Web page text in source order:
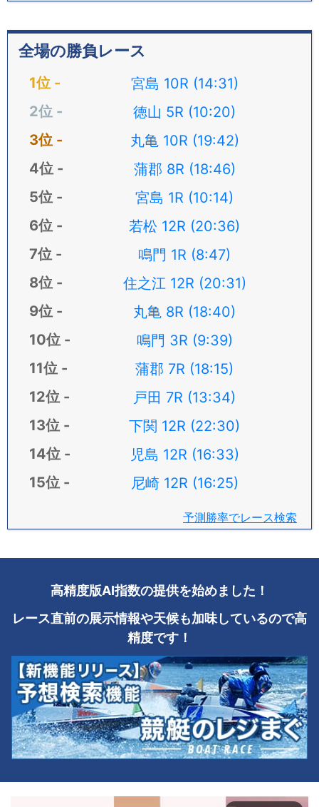
全場の勝負レース
宮島 10R (14:31)
徳山 5R (10:20)
丸亀 10R (19:42)
蒲郡 8R (18:46)
宮島 1R (10:14)
若松 12R (20:36)
鳴門 1R (8:47)
住之江 12R (20:31)
丸亀 8R (18:40)
鳴門 3R (9:39)
蒲郡 7R (18:15)
戸田 7R (13:34)
下関 12R (22:30)
児島 12R (16:33)
尼崎 12R (16:25)
予測勝率でレース検索
高精度版AI指数の提供を始めました！
レース直前の展示情報や天候も加味しているので高
精度です！